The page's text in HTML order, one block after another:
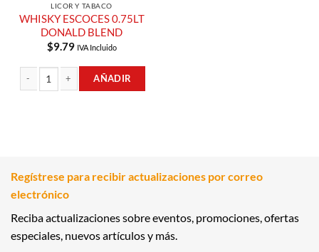
LICOR Y TABACO
WHISKY ESCOCES 0.75LT
DONALD BLEND
$9.79 IVA Incluido
AÑADIR
Regístrese para recibir actualizaciones por correo
electrónico
Reciba actualizaciones sobre eventos, promociones, ofertas
especiales, nuevos artículos y más.